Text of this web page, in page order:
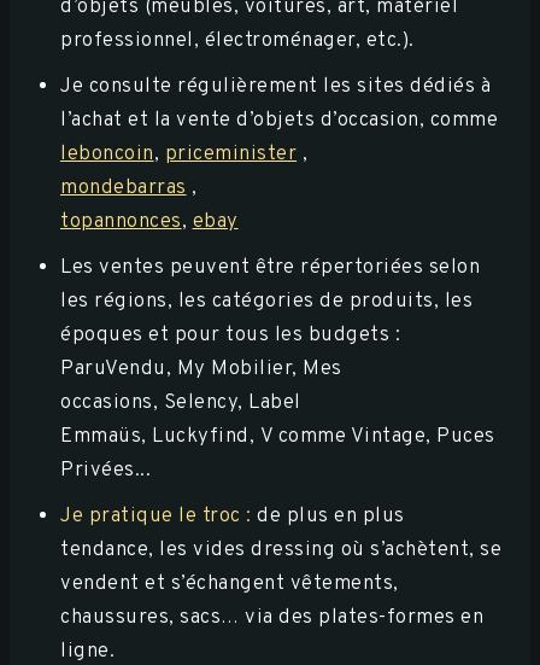
d’objets (meubles, voitures, art, matériel
professionnel, électroménager, etc.).
Je consulte régulièrement les sites dédiés à
l’achat et la vente d’objets d’occasion, comme
leboncoin, priceminister ,
mondebarras ,
topannonces, ebay
Les ventes peuvent être répertoriées selon
les régions, les catégories de produits, les
époques et pour tous les budgets :
ParuVendu, My Mobilier, Mes
occasions, Selency, Label
Emmaüs, Luckyfind, V comme Vintage, Puces
Privées...
Je pratique le troc : de plus en plus
tendance, les vides dressing où s’achètent, se
vendent et s’échangent vêtements,
chaussures, sacs… via des plates-formes en
ligne.